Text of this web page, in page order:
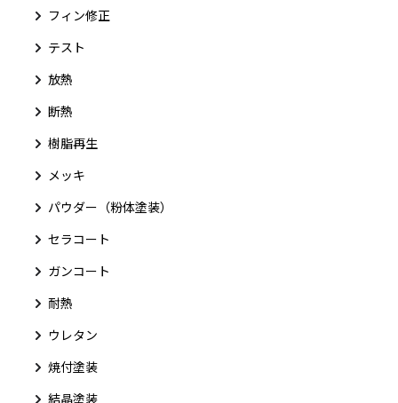
フィン修正
テスト
放熱
断熱
樹脂再生
メッキ
パウダー（粉体塗装）
セラコート
ガンコート
耐熱
ウレタン
焼付塗装
結晶塗装